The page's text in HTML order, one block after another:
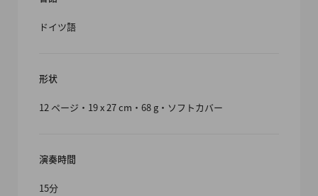
ドイツ語
形状
12 ページ・19 x 27 cm・68 g・ソフトカバー
演奏時間
15分